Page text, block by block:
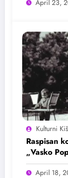
April 23,
Kulturni
Raspisan
„Vasko
April 18,